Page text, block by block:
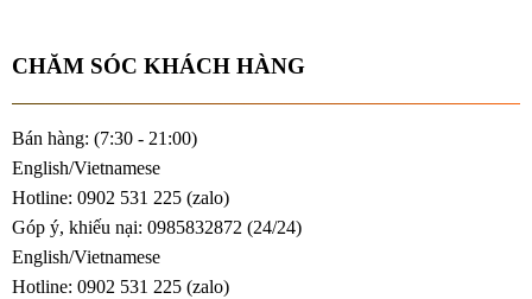
CHĂM SÓC KHÁCH HÀNG
Bán hàng: (7:30 - 21:00)
English/Vietnamese
Hotline: 0902 531 225 (zalo)
Góp ý, khiếu nại: 0985832872 (24/24)
English/Vietnamese
Hotline: 0902 531 225 (zalo)